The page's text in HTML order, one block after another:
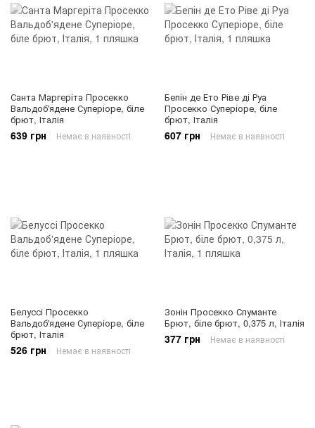
Санта Маргеріта Просекко
Вальдоб'ядене Суперіоре, біле
брют, Італія
639 грн Немає в наявності
Бепін де Ето Ріве ді Руа
Просекко Суперіоре, біле
брют, Італія
607 грн Немає в наявності
Белуссі Просекко
Вальдоб'ядене Суперіоре, біле
брют, Італія
526 грн Немає в наявності
Зонін Просекко Спуманте
Брют, біле брют, 0,375 л, Італія
377 грн Немає в наявності